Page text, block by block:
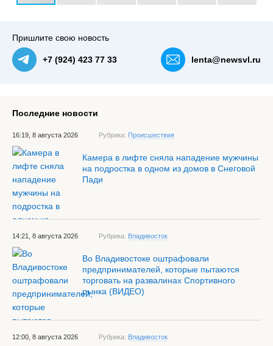
Пришлите свою новость
+7 (924) 423 77 33 lenta@newsvl.ru
Последние новости
16:19, 8 августа 2026 Рубрика: Происшествия
Камера в лифте сняла нападение мужчины
на подростка в одном из домов в Снеговой
Пади
14:21, 8 августа 2026 Рубрика: Владивосток
Во Владивостоке оштрафовали
предпринимателей, которые пытаются
торговать на развалинах Спортивного
рынка (ВИДЕО)
12:00, 8 августа 2026 Рубрика: Владивосток